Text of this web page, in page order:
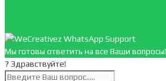
Мы готовы ответить на все Ваши вопросы!
? Здравствуйте!